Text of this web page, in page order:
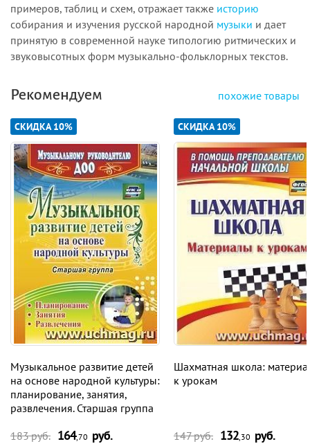
примеров, таблиц и схем, отражает также историю
собирания и изучения русской народной музыки и дает
принятую в современной науке типологию ритмических и
звуковысотных форм музыкально-фольклорных текстов.
Рекомендуем похожие товары
СКИДКА 10%
Музыкальное развитие детей
на основе народной культуры:
планирование, занятия,
развлечения. Старшая группа
183 руб. 164,70 руб.
СКИДКА 10%
Шахматная школа:
к урокам
147 руб. 132,30 руб.